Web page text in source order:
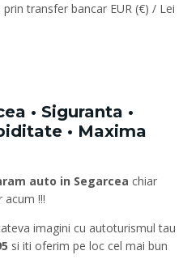
transfer bancar EUR (€) / Lei
• Siguranta •
• Maxima
auto in Segarcea chiar
acum !!!
imagini cu autoturismul tau
si iti oferim pe loc cel mai bun